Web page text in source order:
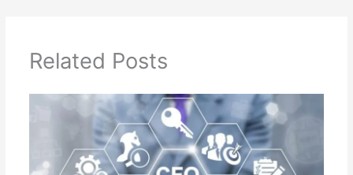
Related Posts